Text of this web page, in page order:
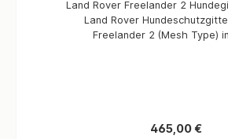
Land Rover Freelander 2
Land Rover
Freelander 2 (Mesh Type)
Regulärer Preis:
465,00 €